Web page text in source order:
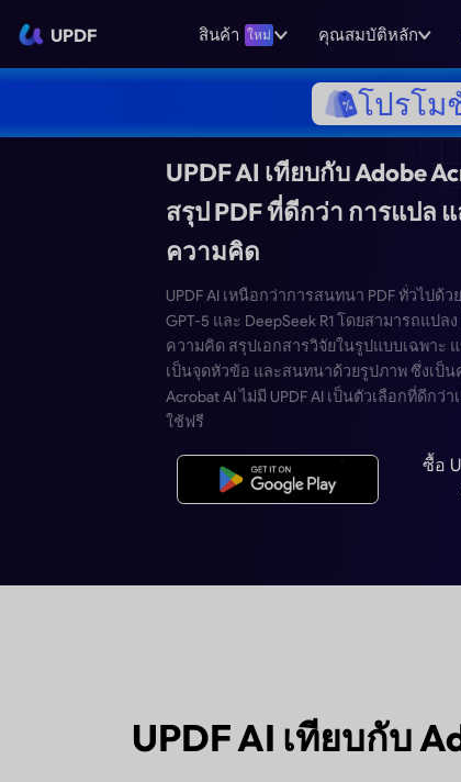
UPDF สินค้า ใหม่ คุณสมบัติหลัก
โปรโม
UPDF AI เทียบกับ
สรุป PDF ที่ดีกว่า
ความคิด
UPDF AI เหนือกว่าการสนทนา
GPT-5 และ DeepSeek R1 โ
ความคิด สรุปเอกสารวิจัยใน
เป็นจุดหัวข้อ และสนทนาด้วย
Acrobat AI ไม่มี UPDF AI เป็
UPDF AI เทียบกับ